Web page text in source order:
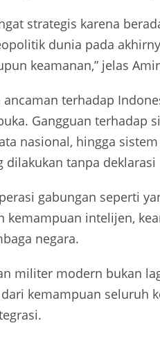
strategis karena
dunia pada
keamanan,” jelas
terhadap
Gangguan terhadap
nasional, hingga
dilakukan tanpa deklarasi
gabungan seperti
kemampuan intelijen,
negara.
militer modern bukan
kemampuan seluruh